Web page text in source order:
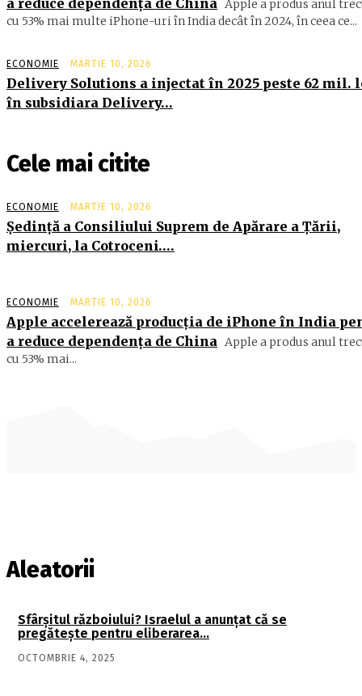
a reduce dependența de China Apple a produs anul
cu 53% mai multe iPhone-uri în India decât în 2024, în ceea ce...
ECONOMIE MARTIE 10, 2026
Delivery Solutions a injectat în 2025 peste 62 mil.
în subsidiara Delivery…
Cele mai citite
ECONOMIE MARTIE 10, 2026
Şedinţă a Consiliului Suprem de Apărare a Ţării,
miercuri, la Cotroceni….
ECONOMIE MARTIE 10, 2026
Apple accelerează producția de iPhone în India
a reduce dependența de China Apple a produs anul
cu 53% mai...
Aleatorii
Sfârşitul războiului? Israelul a anunţat că se
pregăteşte pentru eliberarea…
OCTOMBRIE 4, 2025